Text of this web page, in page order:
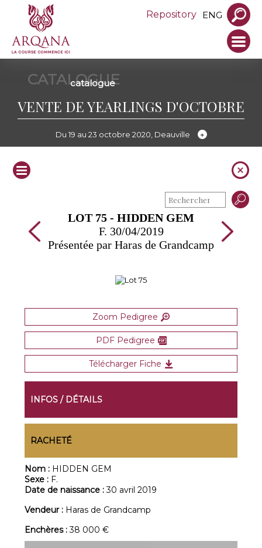
Repository ENG
CATALOGUE
catalogue
VENTE DE YEARLINGS D'OCTOBRE
Du 19 au 23 octobre 2020, Deauville
LOT 75 - HIDDEN GEM
F. 30/04/2019
Présentée par Haras de Grandcamp
Zoom Pedigree
PDF Pedigree
Télécharger Fiche
INFOS / DÉTAILS
RACHETÉ
Nom : HIDDEN GEM
Sexe : F.
Date de naissance :30 avril 2019
Vendeur : Haras de Grandcamp
Enchères :38 000 €